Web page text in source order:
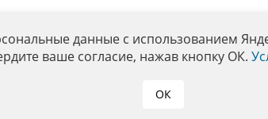
данные с использованием
ваше согласие, нажав кнопку ОК.
ОК